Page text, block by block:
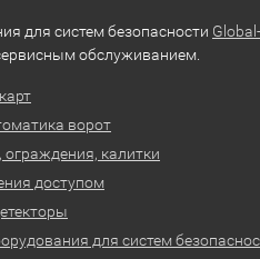
для систем безопасности Global-
обслуживанием.
ворот
калитки
доступом
для систем